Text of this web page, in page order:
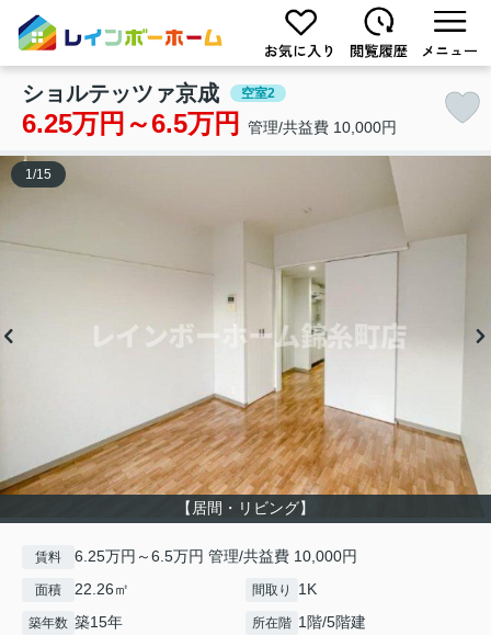
ショルテッツァ京成 空室2
6.25万円～6.5万円 管理/共益費 10,000円
【居間・リビング】
1 /15
賃料 6.25万円～6.5万円 管理/共益費 10,000円
面積 22.26㎡ 間取り 1K
築年数 築15年 所在階 1階/5階建